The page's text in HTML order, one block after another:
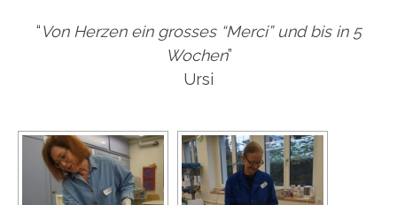
“Von Herzen ein grosses “Merci” und bis in 5
Wochen”
Ursi